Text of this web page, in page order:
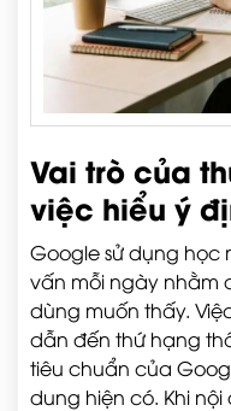
Vai trò của
việc hiểu ý
Google sử dụng học
vấn mỗi ngày nhằm
dùng muốn thấy.
dẫn đến thứ hạng
tiêu chuẩn của
dung hiện có. Khi